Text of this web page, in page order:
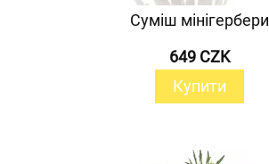
Суміш мінігербери
649 CZK
Купити